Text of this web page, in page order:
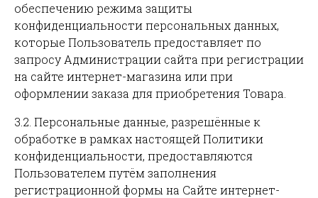
обеспечению режима защиты
конфиденциальности персональных данных,
которые Пользователь предоставляет по
запросу Администрации сайта при регистрации
на сайте интернет-магазина или при
оформлении заказа для приобретения Товара.
3.2. Персональные данные, разрешённые к
обработке в рамках настоящей Политики
конфиденциальности, предоставляются
Пользователем путём заполнения
регистрационной формы на Сайте интернет-